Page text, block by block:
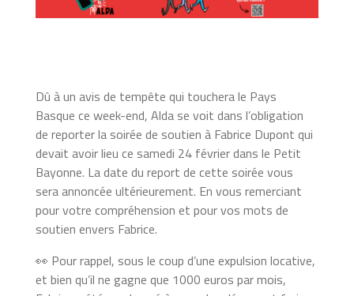
Dû à un avis de tempête qui touchera le Pays
Basque ce week-end, Alda se voit dans l’obligation
de reporter la soirée de soutien à Fabrice Dupont qui
devait avoir lieu ce samedi 24 février dans le Petit
Bayonne. La date du report de cette soirée vous
sera annoncée ultérieurement. En vous remerciant
pour votre compréhension et pour vos mots de
soutien envers Fabrice.
👀 Pour rappel, sous le coup d’une expulsion locative,
et bien qu’il ne gagne que 1000 euros par mois,